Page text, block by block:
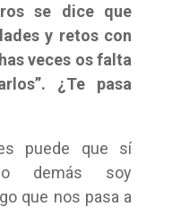
se dice que
y retos con
veces os falta
¿Te pasa
puede que sí
demás soy
que nos pasa a